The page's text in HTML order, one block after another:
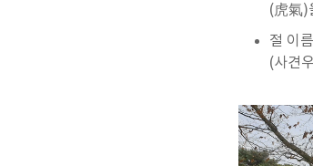
(虎氣)
절 이
(사견